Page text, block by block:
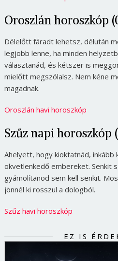
Oroszlán horoszkóp
Délelőtt fáradt lehetsz, délután
legjobb lenne, ha minden
választanád, és kétszer is
mielőtt megszólalsz. Nem kéne
magadnak.
Oroszlán havi horoszkóp
Szűz napi horoszkóp
Ahelyett, hogy kioktatnád,
okvetlenkedő embereket. Senkit
gyámolítanod sem kell senkit.
jönnél ki rosszul a dologból.
Szűz havi horoszkóp
EZ IS